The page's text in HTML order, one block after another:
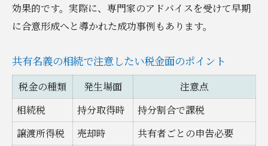
効果的です。実際に、専門家のアドバイスを受けて早期
に合意形成へと導かれた成功事例もあります。
共有名義の相続で注意したい税金面のポイント
税金の種類 発生場面
注意点
相続税
持分取得時
持分割合で課税
譲渡所得税
売却時 共有者ごとの申告必要